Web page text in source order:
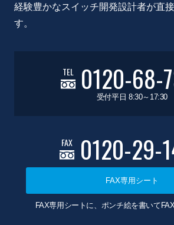
経験豊かなスイッチ開発設計者が直
す。
TEL 0120-68-
受付平日 8:30～17:30
FAX 0120-29-
FAX専用シート
FAX専用シートに、ポンチ絵を書いて